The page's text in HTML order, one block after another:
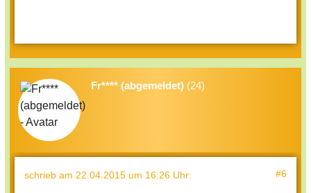
Fr**** (abgemeldet) (24)
schrieb am 22.04.2015 um 16:26 Uhr: #6